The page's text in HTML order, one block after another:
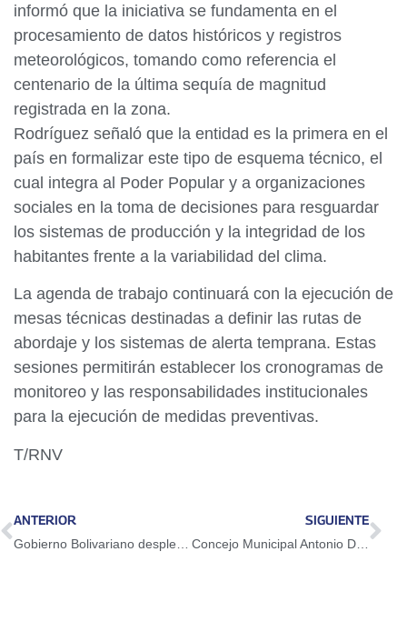
informó que la iniciativa se fundamenta en el
procesamiento de datos históricos y registros
meteorológicos, tomando como referencia el
centenario de la última sequía de magnitud
registrada en la zona.
Rodríguez señaló que la entidad es la primera en el
país en formalizar este tipo de esquema técnico, el
cual integra al Poder Popular y a organizaciones
sociales en la toma de decisiones para resguardar
los sistemas de producción y la integridad de los
habitantes frente a la variabilidad del clima.
La agenda de trabajo continuará con la ejecución de
mesas técnicas destinadas a definir las rutas de
abordaje y los sistemas de alerta temprana. Estas
sesiones permitirán establecer los cronogramas de
monitoreo y las responsabilidades institucionales
para la ejecución de medidas preventivas.
T/RNV
ANTERIOR SIGUIENTE
Concejo Municipal Antonio Díaz avanza en la creación de la Oficina del Cronista y en la preservación de la historia indígena